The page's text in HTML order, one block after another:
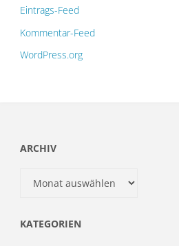
Eintrags-Feed
Kommentar-Feed
WordPress.org
ARCHIV
KATEGORIEN